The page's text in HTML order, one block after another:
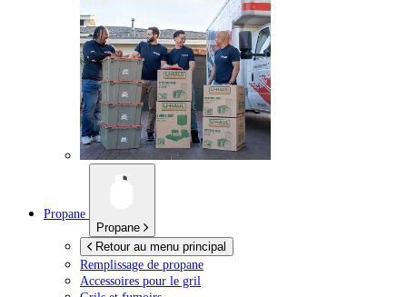
Propane
Propane
Retour au menu principal
Remplissage de propane
Accessoires pour le gril